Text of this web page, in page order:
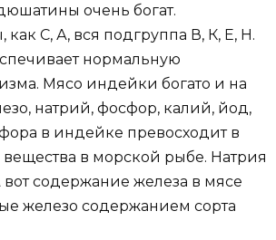
очень богат.
С, А, вся подгруппа В, К, Е, Н.
нормальную
Мясо индейки богато и на
натрий, фосфор, калий, йод,
в индейке превосходит в
в морской рыбе. Натрия
содержание железа в мясе
железо содержанием сорта